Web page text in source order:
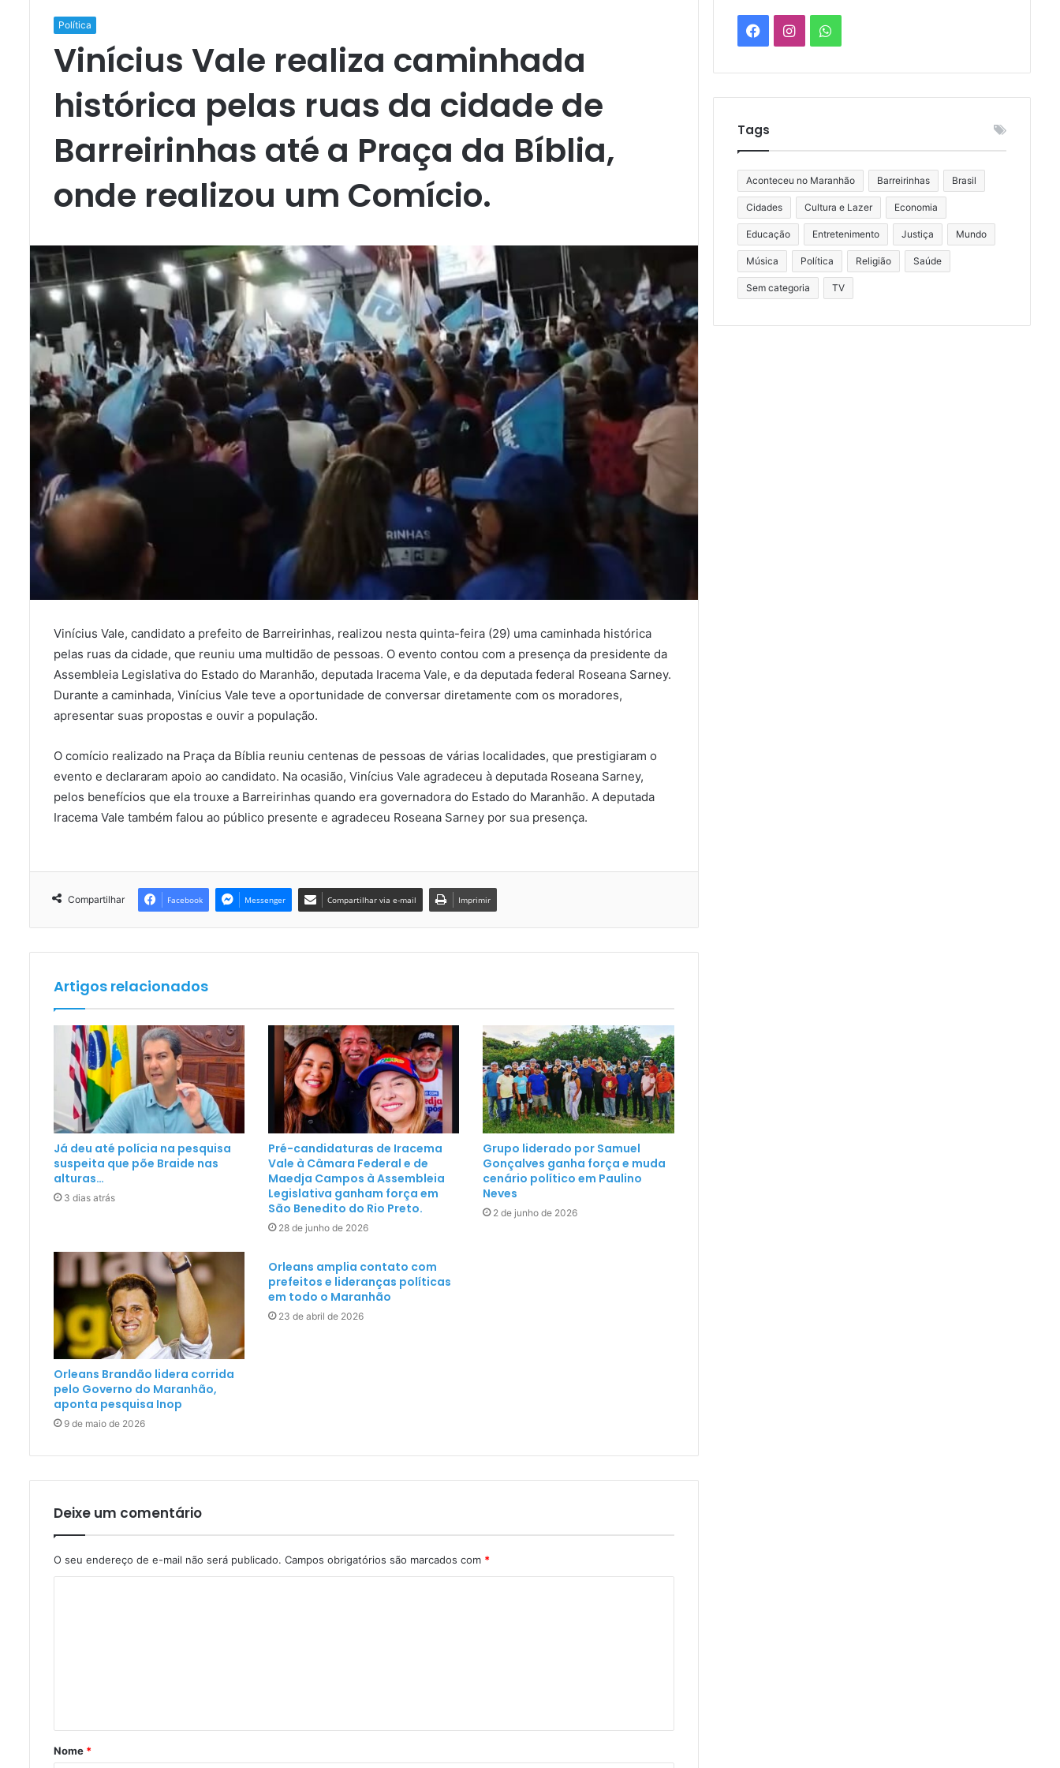
Política
Vinícius Vale realiza caminhada
histórica pelas ruas da cidade de
Barreirinhas até a Praça da Bíblia,
onde realizou um Comício.
Vinícius Vale, candidato a prefeito de Barreirinhas, realizou nesta quinta-feira (29) uma caminhada histórica
pelas ruas da cidade, que reuniu uma multidão de pessoas. O evento contou com a presença da presidente da
Assembleia Legislativa do Estado do Maranhão, deputada Iracema Vale, e da deputada federal Roseana Sarney.
Durante a caminhada, Vinícius Vale teve a oportunidade de conversar diretamente com os moradores,
apresentar suas propostas e ouvir a população.
O comício realizado na Praça da Bíblia reuniu centenas de pessoas de várias localidades, que prestigiaram o
evento e declararam apoio ao candidato. Na ocasião, Vinícius Vale agradeceu à deputada Roseana Sarney,
pelos benefícios que ela trouxe a Barreirinhas quando era governadora do Estado do Maranhão. A deputada
Iracema Vale também falou ao público presente e agradeceu Roseana Sarney por sua presença.
Compartilhar Facebook Messenger Compartilhar via e-mail Imprimir
Artigos relacionados
Já deu até polícia na pesquisa
suspeita que põe Braide nas
alturas…
3 dias atrás
Pré-candidaturas de Iracema
Vale à Câmara Federal e de
Maedja Campos à Assembleia
Legislativa ganham força em
São Benedito do Rio Preto.
28 de junho de 2026
Grupo liderado por Samuel
Gonçalves ganha força e muda
cenário político em Paulino
Neves
2 de junho de 2026
Orleans Brandão lidera corrida
pelo Governo do Maranhão,
aponta pesquisa Inop
9 de maio de 2026
Orleans amplia contato com
prefeitos e lideranças políticas
em todo o Maranhão
23 de abril de 2026
Deixe um comentário
O seu endereço de e-mail não será publicado. Campos obrigatórios são marcados com *
á
r
Nome *
FacebookInstagramWhatsApp
Tags
Aconteceu no Maranhão Barreirinhas Brasil
Cidades Cultura e Lazer Economia
Educação Entretenimento Justiça Mundo
Música Política Religião Saúde
Sem categoria TV